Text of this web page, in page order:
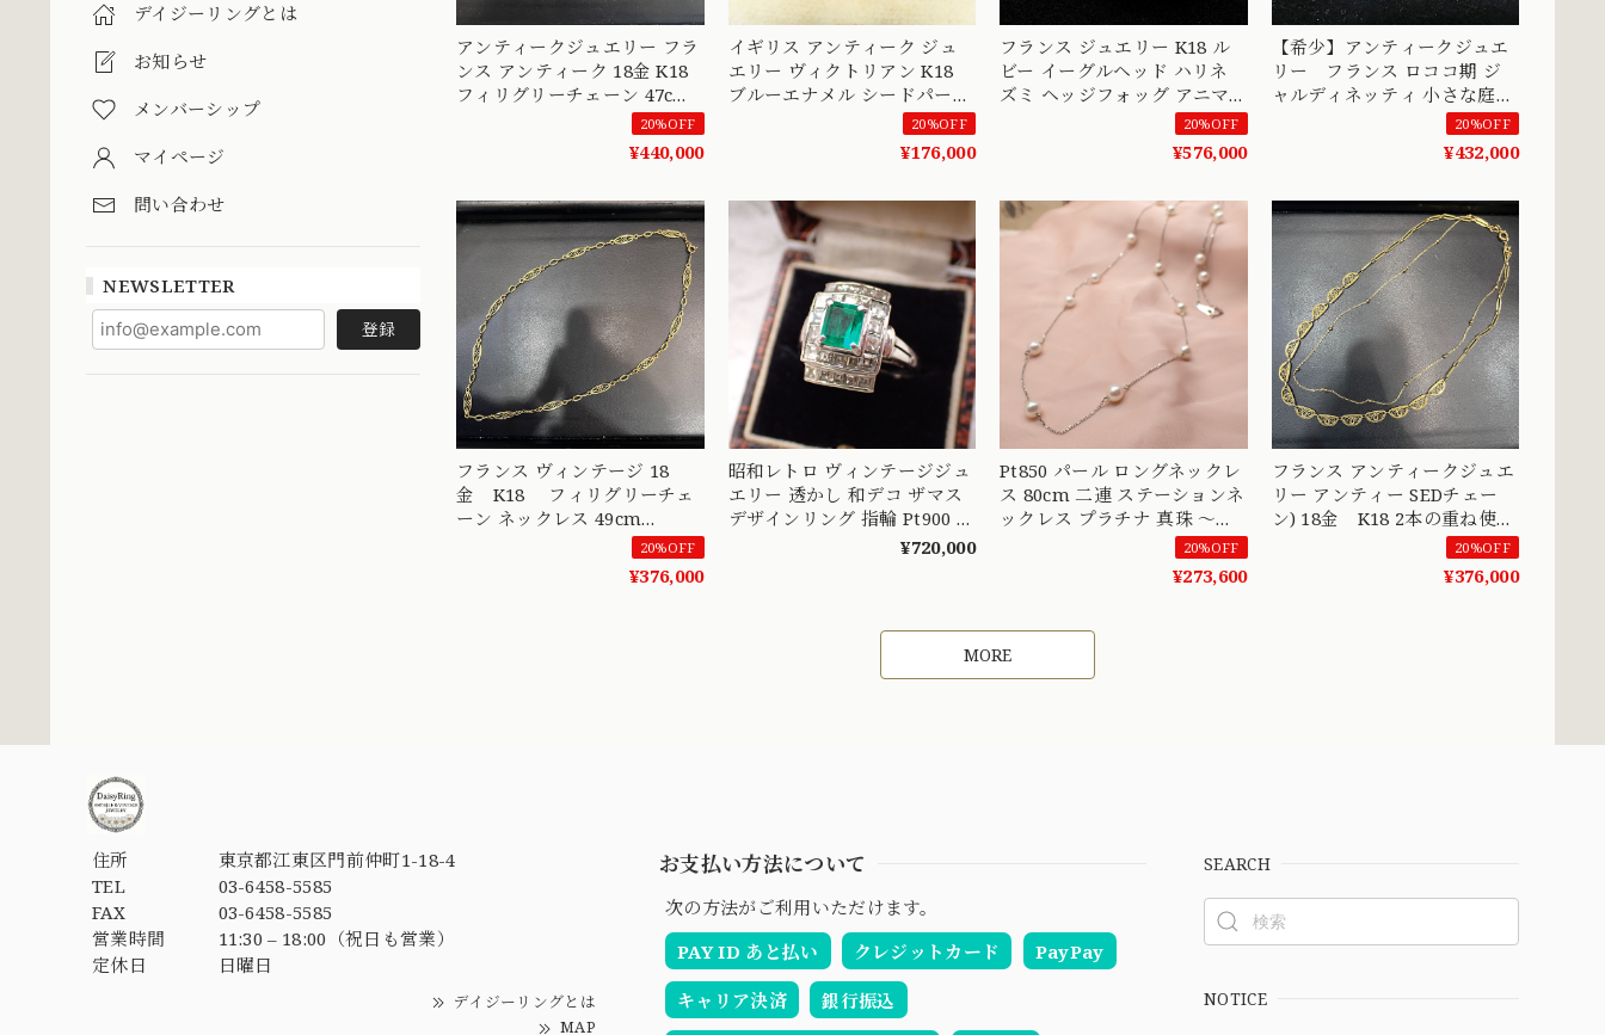
デイジーリングとは
お知らせ
メンバーシップ
マイページ
問い合わせ
NEWSLETTER
登録
アンティークジュエリー フラ
ンス アンティーク 18金 K18
フィリグリーチェーン 47cm
20%OFF
¥440,000
イギリス アンティーク ジュ
エリー ヴィクトリアン K18
ブルーエナメル シードパール
リング 1868年 バーミンガム
花モチーフ MOR00742
20%OFF
¥176,000
フランス ジュエリー K18 ル
ビー イーグルヘッド ハリネ
ズミ ヘッジフォッグ アニマ
20%OFF
¥576,000
【希少】アンティークジュエ
リー フランス ロココ期 ジ
ャルディネッティ 小さな庭
花 フラワー 花束 デザイン リ
ールドカットダイヤモンド エ
20%OFF
¥432,000
フランス ヴィンテージ 18
金 K18 フィリグリーチェ
ーン ネックレス 49cm
20%OFF
¥376,000
昭和レトロ ヴィンテージジュ
エリー 透かし 和デコ ザマス
デザインリング 指輪 Pt900 エ
メラルド 0.83ct ダイヤモンド
¥720,000
Pt850 パール ロングネックレ
ス 80cm 二連 ステーションネ
ックレス プラチナ 真珠 ～静
かに揺れる、光の連なり～
20%OFF
¥273,600
フランス アンティークジュエ
リー アンティー SEDチェー
ン) 18金 K18 2本の重ね使い
が可愛いフィリグリーチェー
ン 41.5cm 45cm DRN00091 S
20%OFF
¥376,000
MORE
住所
東京都江東区門前仲町1-18-4
TEL
03-6458-5585
FAX
03-6458-5585
営業時間
11:30 – 18:00（祝日も営業）
定休日
日曜日
デイジーリングとは
MAP
お支払い方法について
次の方法がご利用いただけます。
PAY ID あと払い
クレジットカード PayPay
キャリア決済 銀行振込
SEARCH
NOTICE